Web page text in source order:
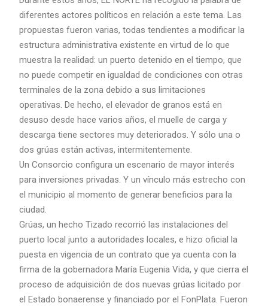
diferentes actores políticos en relación a este tema. Las
propuestas fueron varias, todas tendientes a modificar la
estructura administrativa existente en virtud de lo que
muestra la realidad: un puerto detenido en el tiempo, que
no puede competir en igualdad de condiciones con otras
terminales de la zona debido a sus limitaciones
operativas. De hecho, el elevador de granos está en
desuso desde hace varios años, el muelle de carga y
descarga tiene sectores muy deteriorados. Y sólo una o
dos grúas están activas, intermitentemente.
Un Consorcio configura un escenario de mayor interés
para inversiones privadas. Y un vínculo más estrecho con
el municipio al momento de generar beneficios para la
ciudad.
Grúas, un hecho Tizado recorrió las instalaciones del
puerto local junto a autoridades locales, e hizo oficial la
puesta en vigencia de un contrato que ya cuenta con la
firma de la gobernadora María Eugenia Vida, y que cierra el
proceso de adquisición de dos nuevas grúas licitado por
el Estado bonaerense y financiado por el FonPlata. Fueron